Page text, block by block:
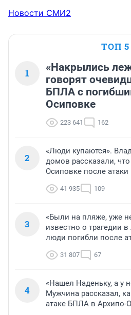
Новости СМИ2
ТОП 5
1
«Накрылись
говорят
БПЛА с
Осиповке
223 641 162
2
«Люди купаются».
домов рассказали,
Осиповке после
41 935 109
3
«Были на пляже, уже
известно о трагедии
люди погибли после
31 807 67
4
«Нашел Наденьку, а у
Мужчина рассказал,
атаке БПЛА в Архипо-